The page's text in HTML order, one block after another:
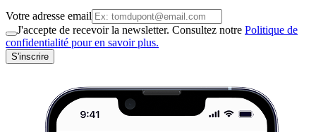
Votre adresse email
J'accepte de recevoir la newsletter. Consultez notre Politique de
confidentialité pour en savoir plus.
S'inscrire